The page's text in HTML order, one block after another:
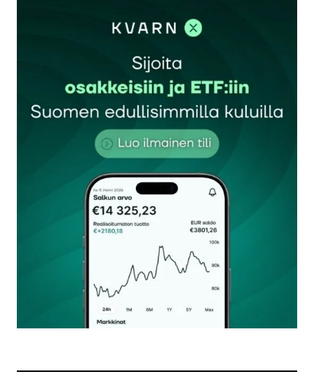
rekisteröityä
Sähköpostiosoitettasi ei julkaista.Pakolliset
kentät on merkitty*
Kommentti*
Nimesi tai nimimerkkisi
Sähköpostiosoitteesi
Tilaa SalkunRakentajan uutiskirje